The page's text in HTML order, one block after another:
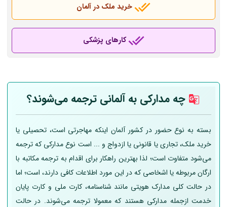
خرید ملک در آلمان
کارهای پزشکی
چه مدارکی بهآلمانی ترجمه می‌شوند؟
بسته به نوع حضور در کشور آلمان اینکه مهاجرتی است، تحصیلی یا
خرید ملک، تجاری یا قانونی یا ازدواج و ... است نوع مدارکی که ترجمه
می‌شود متفاوت است؛ لذا بهترین راهکار برای اقدام به ترجمه مکاتبه با
ارگان مربوطه یا اشخاصی که در این مورد اطلاعات کافی دارند، است؛ اما
در حالت کلی مدارک هویتی مانند شناسنامه، کارت ملی و کارت پایان
خدمت ازجمله مدارکی هستند که معمولا ترجمه می‌شوند. در حالت